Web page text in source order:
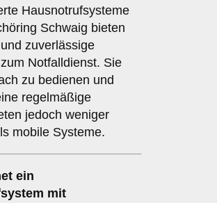
Hausnotrufsysteme
Schwaig bieten
zuverlässige
Notfalldienst. Sie
zu bedienen und
regelmäßige
jedoch weniger
mobile Systeme.
ein
mit